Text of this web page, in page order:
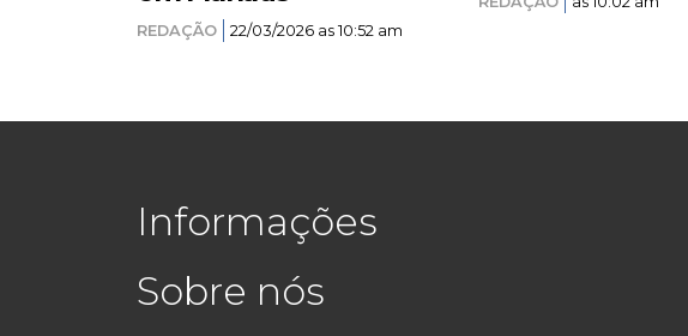
REDAÇÃO 22/03/2026 as 10:52 am
Informações
Sobre nós